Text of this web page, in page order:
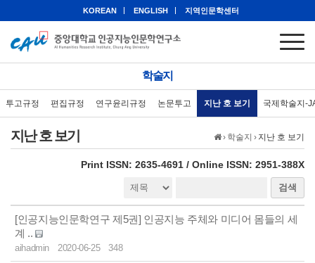
KOREAN ENGLISH 지역인문학센터
학술지
투고규정 편집규정 연구윤리규정 논문투고 지난 호 보기 국제학술지-
› 학술지 › 지난 호 보기
지난 호 보기
Print ISSN: 2635-4691 / Online ISSN: 2951-388X
검색
[인공지능인문학연구 제5권] 인공지능 주체와 미디어 몸들의 세
계 ..
aihadmin 2020-06-25 348